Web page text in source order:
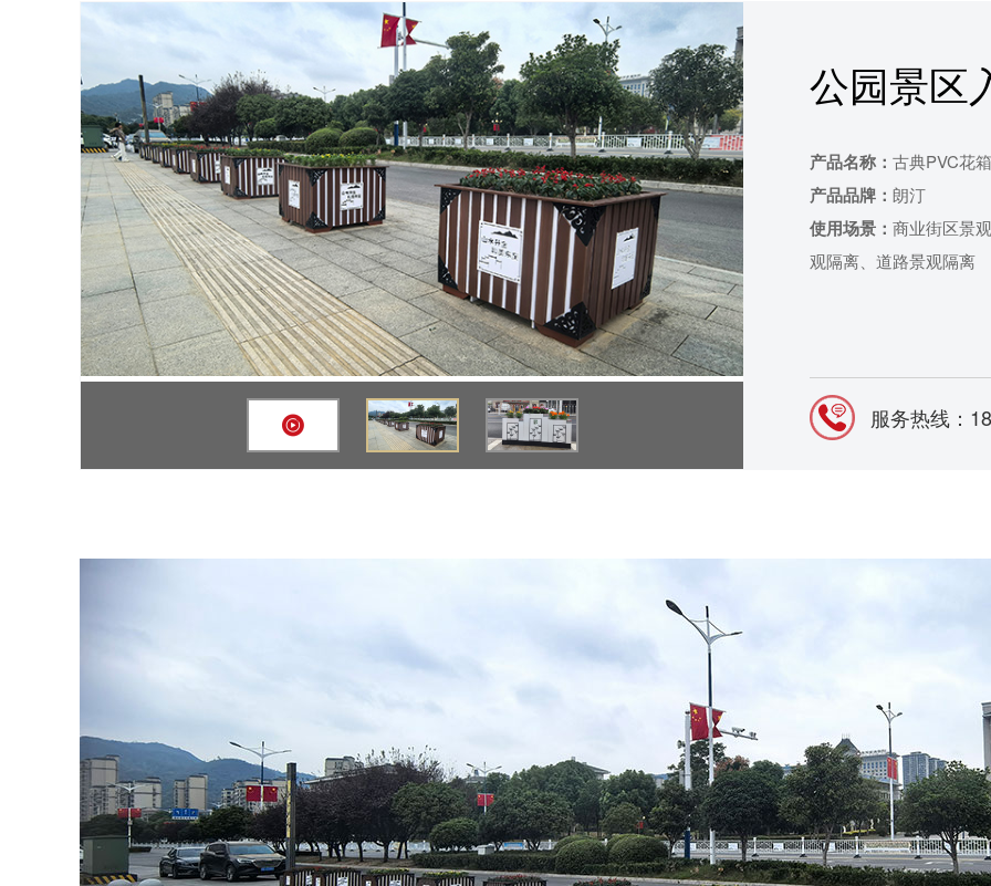
公园景区
产品名称： 古典PVC花箱
产品品牌： 朗汀
使用场景： 商业街区景
观隔离、道路景观隔离
服务热线：